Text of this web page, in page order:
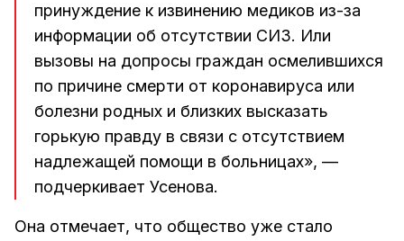
принуждение к извинению медиков из-за
информации об отсутствии СИЗ. Или
вызовы на допросы граждан осмелившихся
по причине смерти от коронавируса или
болезни родных и близких высказать
горькую правду в связи с отсутствием
надлежащей помощи в больницах», —
подчеркивает Усенова.
Она отмечает, что общество уже стало